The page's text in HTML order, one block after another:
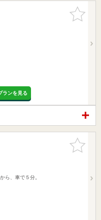
お気に入
りに追加
ランを見る
お気に入
りに追加
ら、車で５分。